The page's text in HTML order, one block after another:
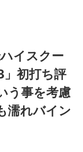
イスクー
初打ち評
う事を考慮
濡れバイン